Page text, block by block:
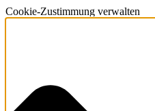
Cookie-Zustimmung verwalten